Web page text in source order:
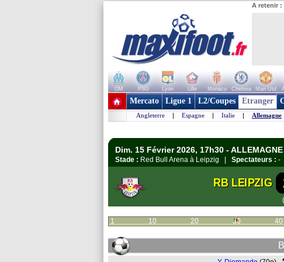
A retenir :
OM PSG Lyon Lille Monaco Chelsea Man Utd
+ de clubs
Mercato Ligue 1 L2/Coupes Etranger
Angleterre | Espagne | Italie | Allemagne
Dim. 15 Février 2026, 17h30 -
Stade : Red Bull Arena à Leipzig | Spectateurs : -
RB LEIPZIG
1 10 20 30 40